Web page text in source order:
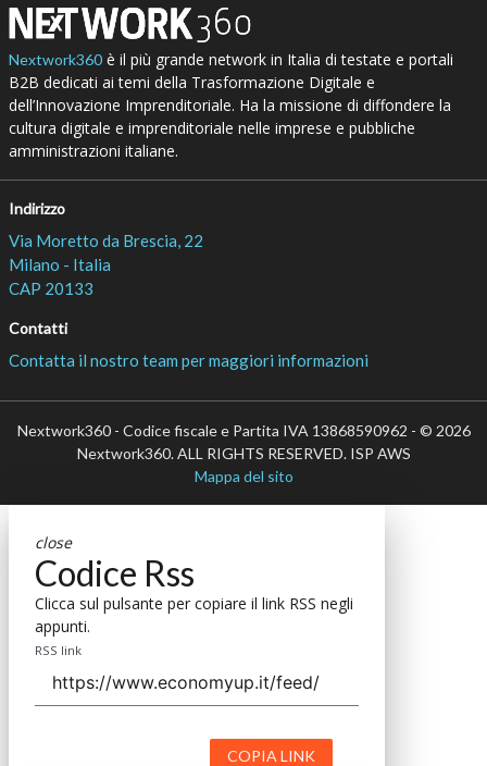
Nextwork360è il più grande network in Italia di testate e portali
B2B dedicati ai temi della Trasformazione Digitale e
dell’Innovazione Imprenditoriale. Ha la missione di diffondere la
cultura digitale e imprenditoriale nelle imprese e pubbliche
amministrazioni italiane.
Indirizzo
Via Moretto da Brescia, 22
Milano - Italia
CAP 20133
Contatti
Contatta il nostro team per maggiori informazioni
Nextwork360 - Codice fiscale e Partita IVA 13868590962 - © 2026
Nextwork360. ALL RIGHTS RESERVED. ISP AWS
Mappa del sito
close
Codice Rss
Clicca sul pulsante per copiare il link RSS negli
appunti.
RSS link
COPIA LINK